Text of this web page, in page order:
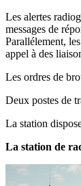
Les alertes
messages de
Parallélement,
appel à des
Les ordres de
Deux postes de
La station
La station de